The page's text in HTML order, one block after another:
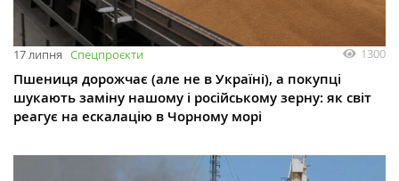
17 липня Спецпроєкти 1300
Пшениця дорожчає (але не в Україні), а покупці
шукають заміну нашому і російському зерну: як світ
реагує на ескалацію в Чорному морі